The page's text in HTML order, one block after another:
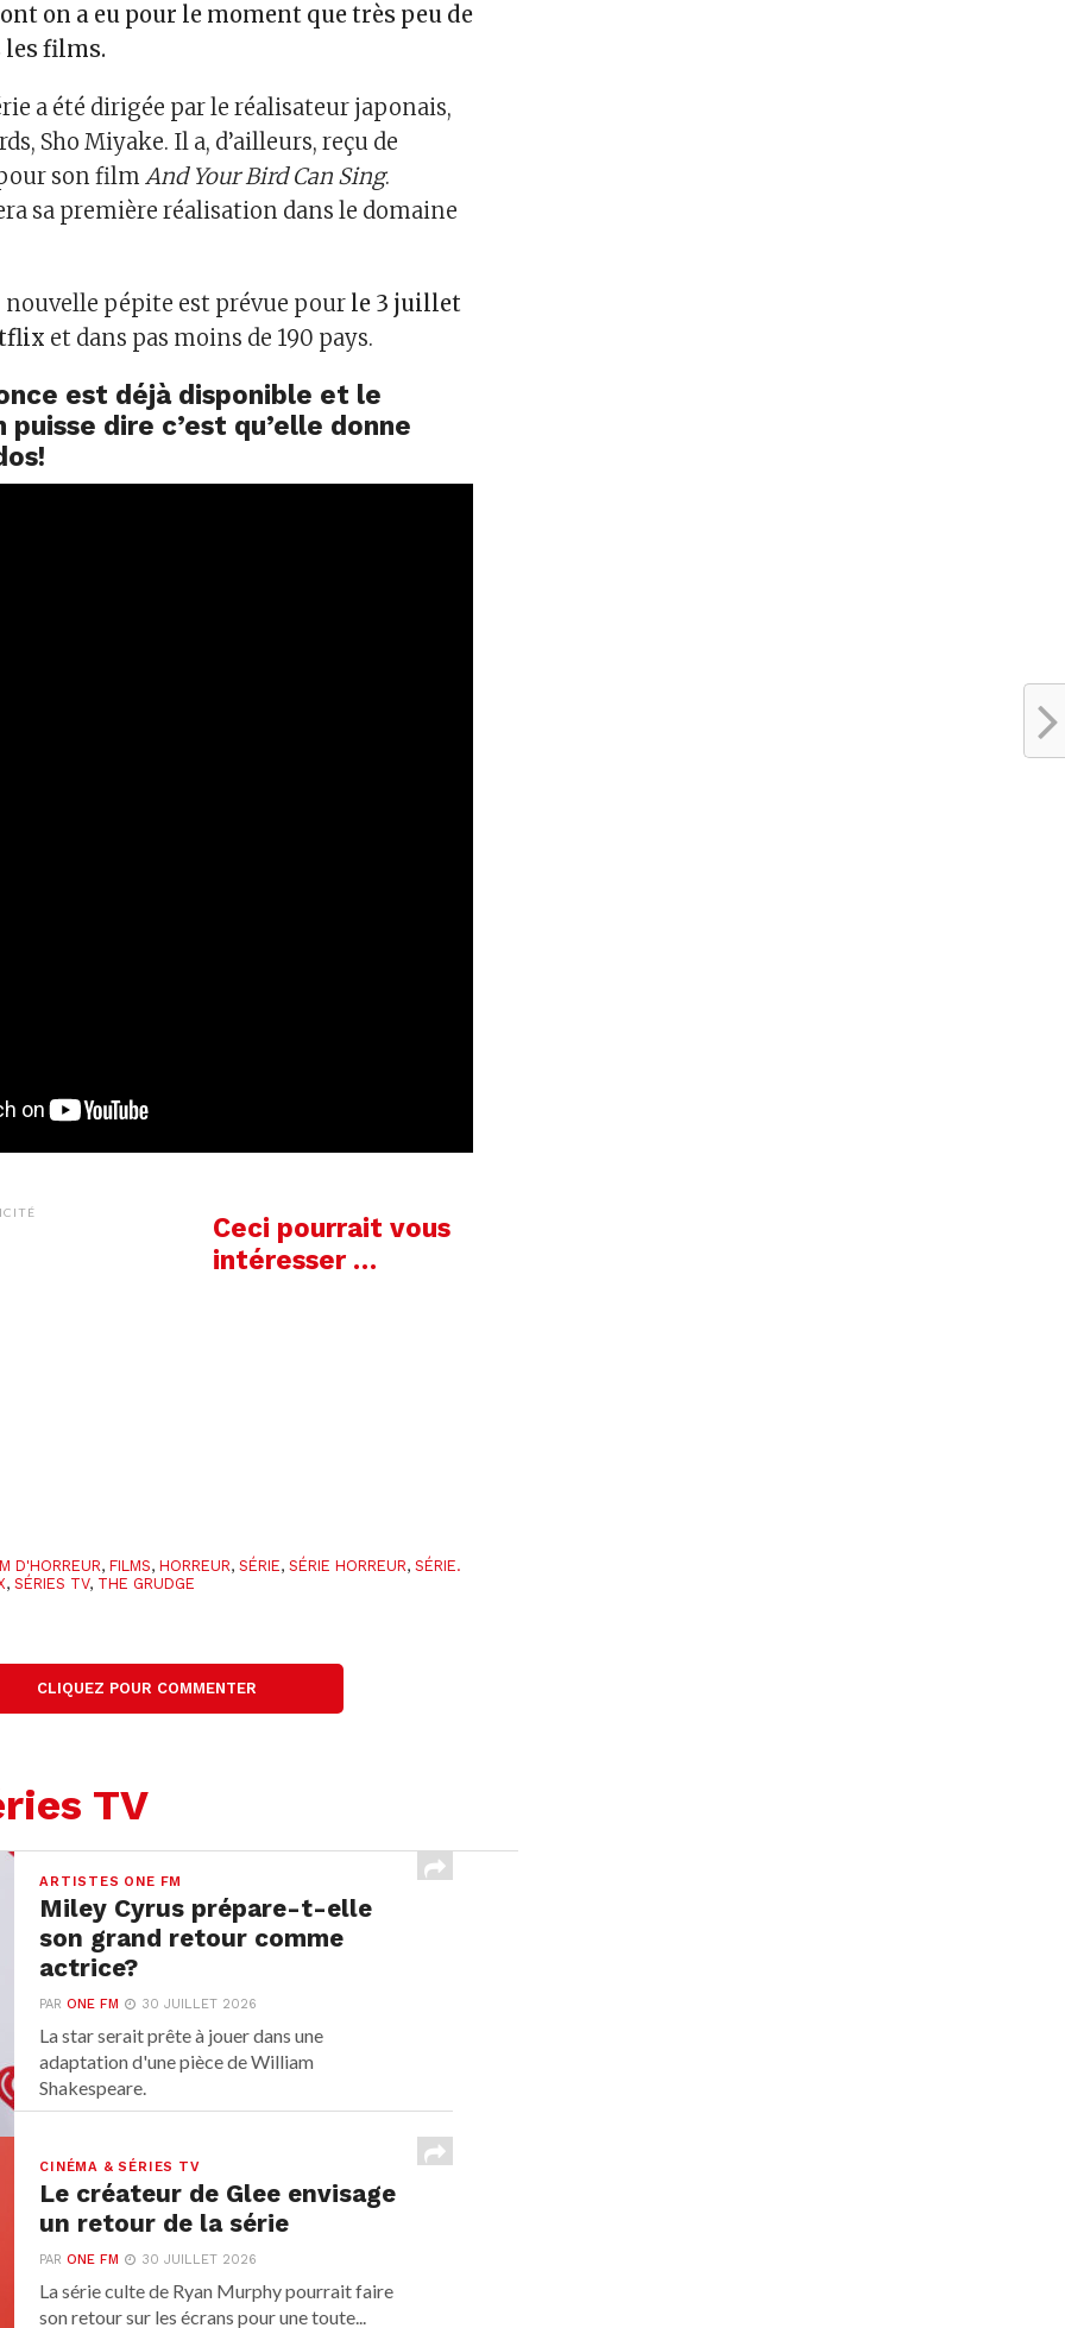
on a eu pour le moment que très peu de
films.
a été dirigée par le réalisateur japonais,
Sho Miyake. Il a, d’ailleurs, reçu de
son filmAnd Your Bird Can Sing.
sa première réalisation dans le domaine
nouvelle pépite est prévue pour le 3 juillet
et dans pas moins de 190 pays.
est déjà disponible et le
puisse dire c’est qu’elle donne
Ceci pourrait vous
intéresser …
D'HORREUR,FILMS,HORREUR,SÉRIE,SÉRIE HORREUR,SÉRIE.
,SÉRIES TV, THE GRUDGE
CLIQUEZ POUR COMMENTER
TV
ARTISTES ONE FM
Miley Cyrus prépare-t-elle
son grand retour comme
actrice?
PARONE FM 30 JUILLET 2026
La star serait prête à jouer dans une
adaptation d'une pièce de William
Shakespeare.
CINÉMA & SÉRIES TV
Le créateur de Glee envisage
un retour de la série
PARONE FM 30 JUILLET 2026
La série culte de Ryan Murphy pourrait faire
son retour sur les écrans pour une toute...